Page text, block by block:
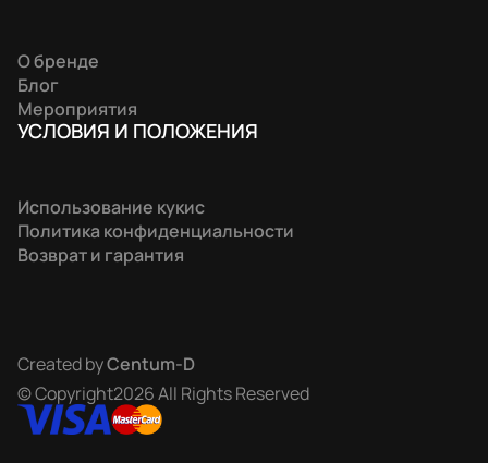
О бренде
Блог
Мероприятия
УСЛОВИЯ И ПОЛОЖЕНИЯ
Использование кукис
Политика конфиденциальности
Возврат и гарантия
Created byCentum-D
© Copyright2026 All Rights Reserved